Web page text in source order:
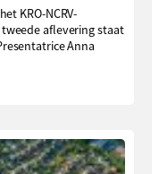
KRO-NCRV-
aflevering staat
Anna